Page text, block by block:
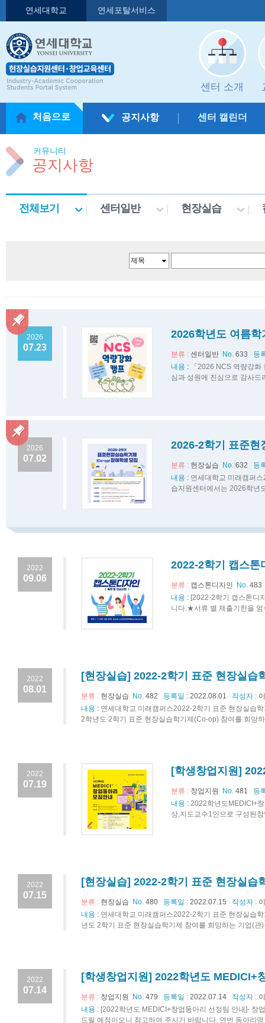
연세대학교 연세포탈서비스
센터 소개
처음으로 공지사항 센터 캘린더
커뮤니티
공지사항
전체보기 센터일반 현장실습
2026
07.23
2026학년도 여름
분류 : 센터일반 No. 633
등
내용 :
「2026 NCS 역량강
심과 성원에 진심으로 감사드
2026
07.02
2026-2학기 표준현
분류 : 현장실습 No. 632
등
내용 : 연세대학교 미래캠퍼
습지원센터에서는 2026학년
2022
09.06
2022-2학기 캡스톤
분류 : 캡스톤디자인 No. 483
내용 : [2022-2학기 캡스톤디
니다.★서류 별 제출기한을
2022
08.01
[현장실습] 2022-2학기 표준 현장실습
분류 : 현장실습 No. 482 등록일 : 2022.08.01 작성자 :
내용 : 연세대학교 미래캠퍼스2022-2학기 표준 현장실습
2학년도 2학기 표준 현장실습학기제(Co-op) 참여를 희망
2022
07.19
[학생창업지원]
분류 : 창업지원 No. 481
등
내용 : 2022학년도MEDICI+
상,지도교수1인으로 구성된
2022
07.15
[현장실습] 2022-2학기 표준 현장실습
분류 : 현장실습 No. 480 등록일 : 2022.07.15 작성자 :
내용 : 연세대학교 미래캠퍼스2022-2학기 표준 현장실습
년도 2학기 표준 현장실습학기제 참여를 희망하는 기업(
2022
07.14
[학생창업지원] 2022학년도 MEDICI+
분류 : 창업지원 No. 479 등록일 : 2022.07.14 작성자 :
내용 : [2022학년도 MEDICI+창업동아리 선정팀 안내]- 창
드릴 예정이오니 참고하여 주시기 바랍니다. 연번 동아리